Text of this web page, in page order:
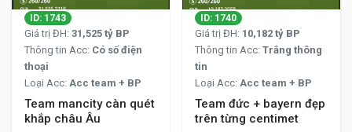
ID: 1743
Giá trị ĐH: 31,525 tỷ BP
Thông tin Acc: Có số điện
thoại
Loại Acc: Acc team + BP
Team mancity càn quét
khắp châu Âu
ID: 1740
Giá trị ĐH: 10,182 tỷ BP
Thông tin Acc: Trắng thông
tin
Loại Acc: Acc team + BP
Team đức + bayern đẹp
trên từng centimet